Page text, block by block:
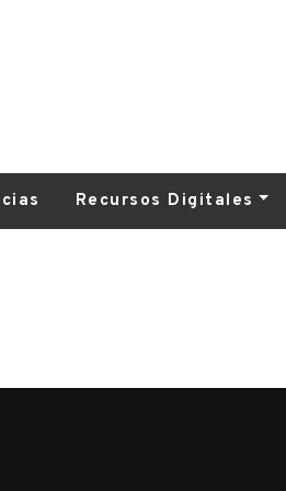
Recursos Digitales